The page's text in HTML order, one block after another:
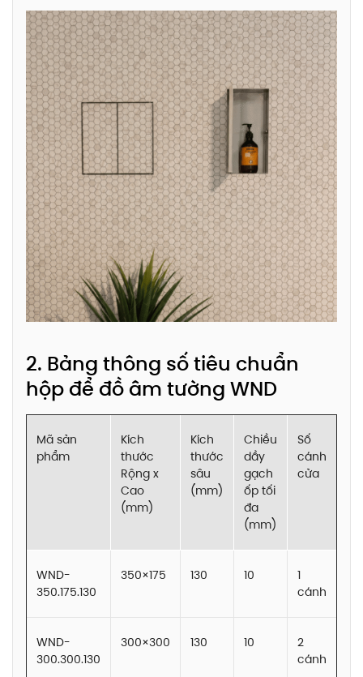
2. Bảng thông số tiêu chuẩn
hộp để đồ âm tường WND
Mã sản
phẩm
Kích
thước
Rộng x
Cao
(mm)
Kích
thước
sâu
(mm)
Chiều
dầy
gạch
ốp tối
đa
(mm)
Số
cánh
cửa
WND-
350.175.130
350×175 130 10
1
cánh
WND-
300.300.130
300×300 130 10
2
cánh